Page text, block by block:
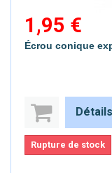
1,95 €
Écrou conique
Détails
Rupture de stock